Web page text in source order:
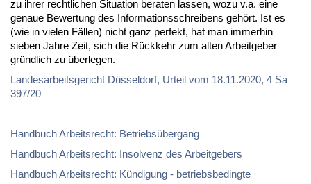
zu ihrer rechtlichen Situation beraten lassen, wozu v.a. eine
genaue Bewertung des Informationsschreibens gehört. Ist es
(wie in vielen Fällen) nicht ganz perfekt, hat man immerhin
sieben Jahre Zeit, sich die Rückkehr zum alten Arbeitgeber
gründlich zu überlegen.
Landesarbeitsgericht Düsseldorf, Urteil vom 18.11.2020, 4 Sa
397/20
Handbuch Arbeitsrecht: Betriebsübergang
Handbuch Arbeitsrecht: Insolvenz des Arbeitgebers
Handbuch Arbeitsrecht: Kündigung - betriebsbedingte